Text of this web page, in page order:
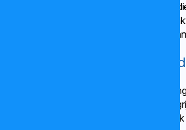
zoveel mogelijk realiseren met de mensen
vervallen en zijn collega’s boventallig
Technologie en de directie Informatie
De menselijke maat als leidraad
We begrijpen dat een
was in 2025 de menselijke maat een
beleidskader en sociaal plan opgesteld.